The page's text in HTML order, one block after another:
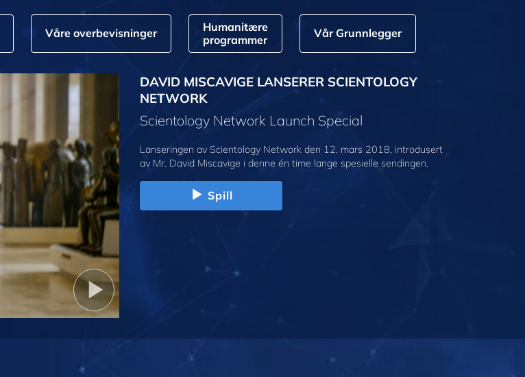
Våre overbevisninger
Humanitære
programmer
Vår Grunnlegger
DAVID MISCAVIGE LANSERER SCIENTOLOGY
NETWORK
Scientology Network Launch Special
Lanseringen av Scientology Network den 12. mars 2018, introdusert
av Mr. David Miscavige i denne én time lange spesielle sendingen.
Spill